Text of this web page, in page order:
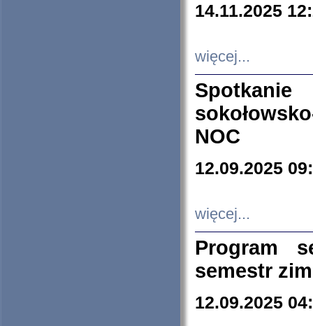
14.11.2025
więcej...
NOC
12.09.2025
więcej...
Program
semestr
12.09.2025